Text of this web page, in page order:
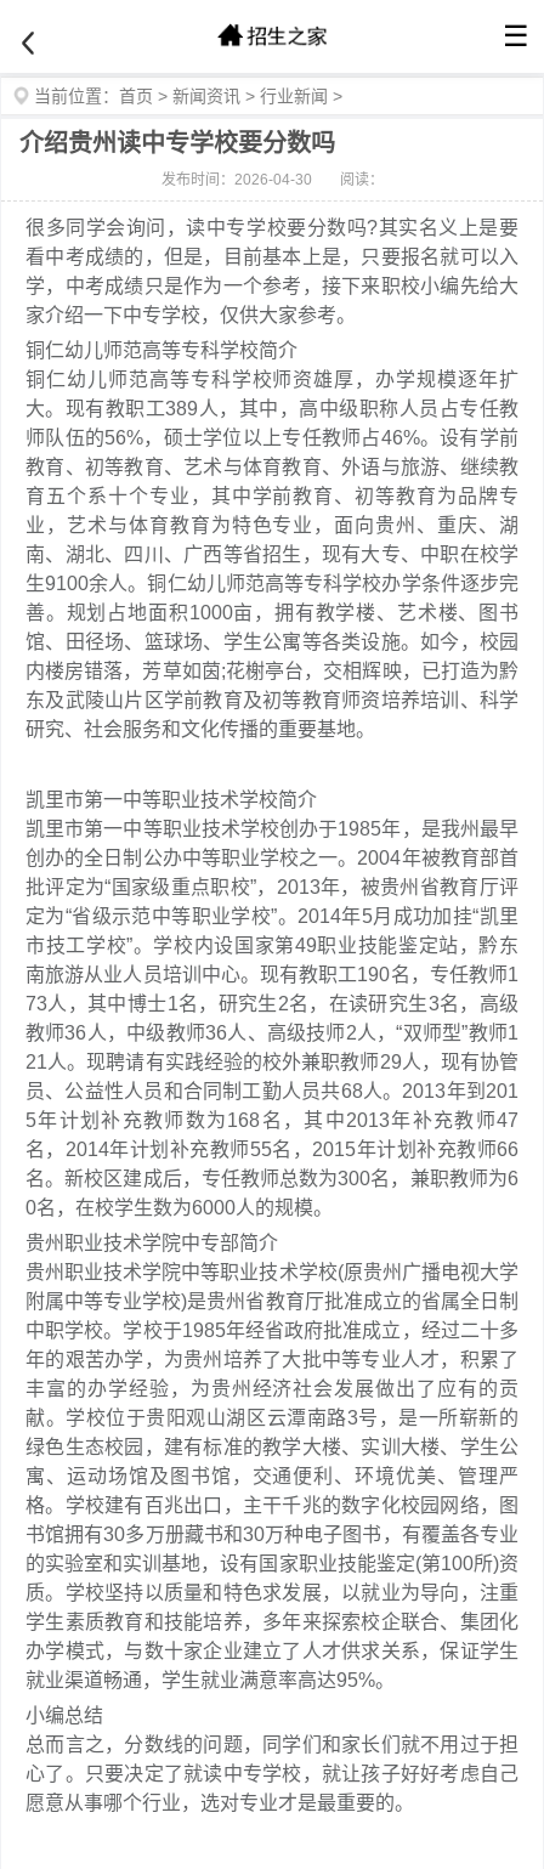
☰
当前位置： 首页 > 新闻资讯 > 行业新闻 >
介绍贵州读中专学校要分数吗
发布时间：2026-04-30 阅读：
很多同学会询问，读中专学校要分数吗?其实名义上是要
看中考成绩的，但是，目前基本上是，只要报名就可以入
学，中考成绩只是作为一个参考，接下来职校小编先给大
家介绍一下中专学校，仅供大家参考。
铜仁幼儿师范高等专科学校简介
铜仁幼儿师范高等专科学校师资雄厚，办学规模逐年扩
大。现有教职工389人，其中，高中级职称人员占专任教
师队伍的56%，硕士学位以上专任教师占46%。设有学前
教育、初等教育、艺术与体育教育、外语与旅游、继续教
育五个系十个专业，其中学前教育、初等教育为品牌专
业，艺术与体育教育为特色专业，面向贵州、重庆、湖
南、湖北、四川、广西等省招生，现有大专、中职在校学
生9100余人。铜仁幼儿师范高等专科学校办学条件逐步完
善。规划占地面积1000亩，拥有教学楼、艺术楼、图书
馆、田径场、篮球场、学生公寓等各类设施。如今，校园
内楼房错落，芳草如茵;花榭亭台，交相辉映，已打造为黔
东及武陵山片区学前教育及初等教育师资培养培训、科学
研究、社会服务和文化传播的重要基地。
凯里市第一中等职业技术学校简介
凯里市第一中等职业技术学校创办于1985年，是我州最早
创办的全日制公办中等职业学校之一。2004年被教育部首
批评定为“国家级重点职校”，2013年，被贵州省教育厅评
定为“省级示范中等职业学校”。2014年5月成功加挂“凯里
市技工学校”。学校内设国家第49职业技能鉴定站，黔东
南旅游从业人员培训中心。现有教职工190名，专任教师1
73人，其中博士1名，研究生2名，在读研究生3名，高级
教师36人，中级教师36人、高级技师2人，“双师型”教师1
21人。现聘请有实践经验的校外兼职教师29人，现有协管
员、公益性人员和合同制工勤人员共68人。2013年到201
5年计划补充教师数为168名，其中2013年补充教师47
名，2014年计划补充教师55名，2015年计划补充教师66
名。新校区建成后，专任教师总数为300名，兼职教师为6
0名，在校学生数为6000人的规模。
贵州职业技术学院中专部简介
贵州职业技术学院中等职业技术学校(原贵州广播电视大学
附属中等专业学校)是贵州省教育厅批准成立的省属全日制
中职学校。学校于1985年经省政府批准成立，经过二十多
年的艰苦办学，为贵州培养了大批中等专业人才，积累了
丰富的办学经验，为贵州经济社会发展做出了应有的贡
献。学校位于贵阳观山湖区云潭南路3号，是一所崭新的
绿色生态校园，建有标准的教学大楼、实训大楼、学生公
寓、运动场馆及图书馆，交通便利、环境优美、管理严
格。学校建有百兆出口，主干千兆的数字化校园网络，图
书馆拥有30多万册藏书和30万种电子图书，有覆盖各专业
的实验室和实训基地，设有国家职业技能鉴定(第100所)资
质。学校坚持以质量和特色求发展，以就业为导向，注重
学生素质教育和技能培养，多年来探索校企联合、集团化
办学模式，与数十家企业建立了人才供求关系，保证学生
就业渠道畅通，学生就业满意率高达95%。
小编总结
总而言之，分数线的问题，同学们和家长们就不用过于担
心了。只要决定了就读中专学校，就让孩子好好考虑自己
愿意从事哪个行业，选对专业才是最重要的。